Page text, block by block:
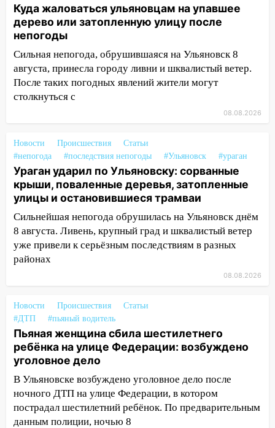
20:40 Ульяновские аграрии смогут
купить тракторы с отсрочкой платежа
до декабря
19:34 В следственном управлении
состоялось торжественное
мероприятие, приуроченное к
празднованию Дня сотрудника органов
поддержать «Симбирскую чебурашку»
на фестивале «ФормАРТ»
18:11 Ульяновская область стала
пилотным регионом проекта
«Культурное долголетие»
17:23 Прогноз погоды в Ульяновской
области на 8 августа
16:51
В Чердаклинском районе
ремонтируют дороги, ставят остановки
и проводят новое освещение
16:35
В Ульяновске установили ещё
девять бункеров для крупногабаритного
мусора
16:26 В Ульяновске бесплатно покажут
Куда жаловаться ульяновцам на упавшее
дерево или затопленную улицу после
непогоды
Сильная непогода, обрушившаяся на Ульяновск 8
августа, принесла городу ливни и шквалистый ветер.
После таких погодных явлений жители могут
столкнуться с
08.08.2026
Новости Происшествия
Статьи
#непогода
#последствия непогоды #Ульяновск #ураган
Ураган ударил по Ульяновску: сорванные
крыши, поваленные деревья, затопленные
улицы и остановившиеся трамваи
Сильнейшая непогода обрушилась на Ульяновск днём
8 августа. Ливень, крупный град и шквалистый ветер
уже привели к серьёзным последствиям в разных
районах
08.08.2026
Новости Происшествия
Статьи
#ДТП
#пьяный водитель
Пьяная женщина сбила шестилетнего
ребёнка на улице Федерации: возбуждено
уголовное дело
В Ульяновске возбуждено уголовное дело после
ночного ДТП на улице Федерации, в котором
пострадал шестилетний ребёнок. По предварительным
данным полиции, ночью 8